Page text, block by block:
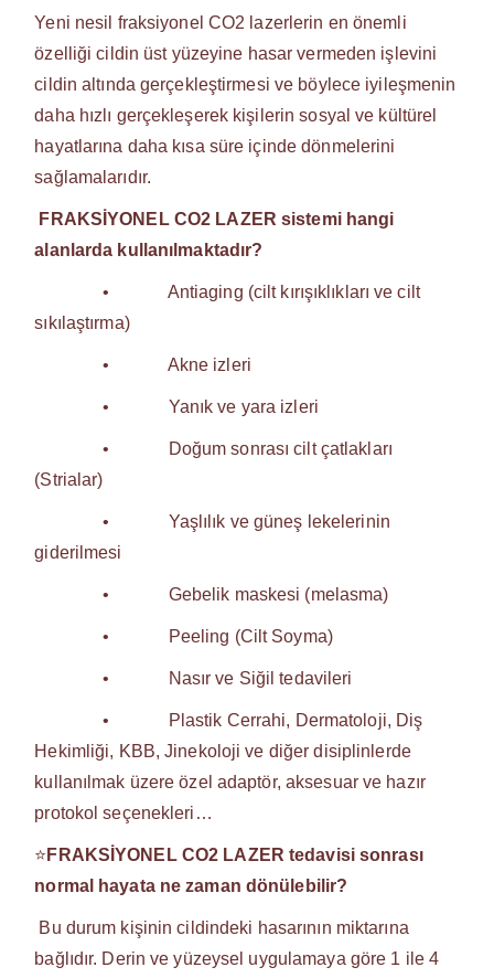
Yeni nesil fraksiyonel CO2 lazerlerin en önemli
özelliği cildin üst yüzeyine hasar vermeden işlevini
cildin altında gerçekleştirmesi ve böylece iyileşmenin
daha hızlı gerçekleşerek kişilerin sosyal ve kültürel
hayatlarına daha kısa süre içinde dönmelerini
sağlamalarıdır.
FRAKSİYONEL CO2 LAZER sistemi hangi
alanlarda kullanılmaktadır?
• Antiaging (cilt kırışıklıkları ve cilt
sıkılaştırma)
• Akne izleri
• Yanık ve yara izleri
• Doğum sonrası cilt çatlakları
(Strialar)
• Yaşlılık ve güneş lekelerinin
giderilmesi
• Gebelik maskesi (melasma)
• Peeling (Cilt Soyma)
• Nasır ve Siğil tedavileri
• Plastik Cerrahi, Dermatoloji, Diş
Hekimliği, KBB, Jinekoloji ve diğer disiplinlerde
kullanılmak üzere özel adaptör, aksesuar ve hazır
protokol seçenekleri…
⭐ FRAKSİYONEL CO2 LAZER tedavisi sonrası
normal hayata ne zaman dönülebilir?
Bu durum kişinin cildindeki hasarının miktarına
bağlıdır. Derin ve yüzeysel uygulamaya göre 1 ile 4